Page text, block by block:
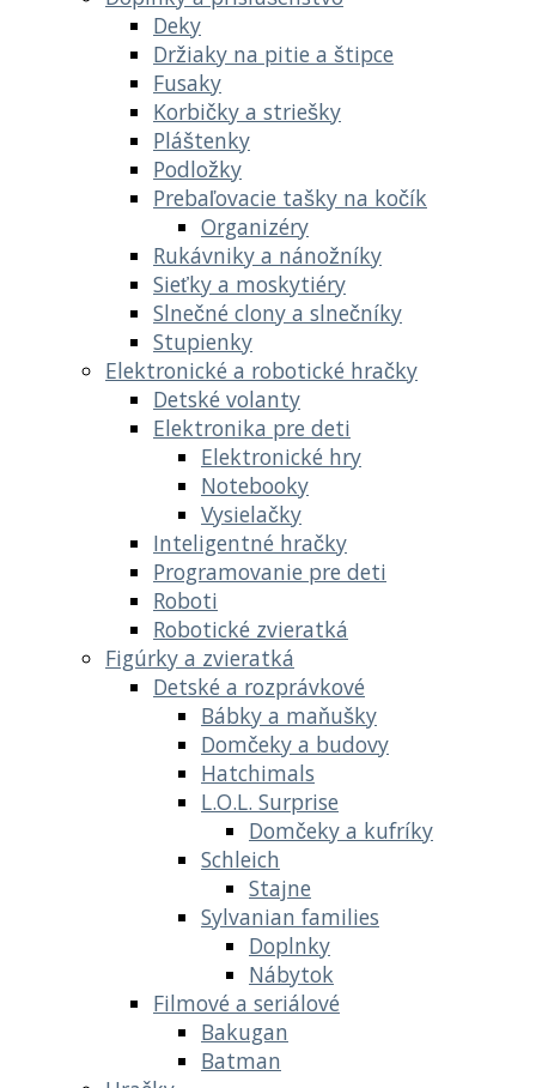
Deky
Držiaky na pitie a štipce
Fusaky
Korbičky a striešky
Pláštenky
Podložky
Prebaľovacie tašky na kočík
Organizéry
Rukávniky a nánožníky
Sieťky a moskytiéry
Slnečné clony a slnečníky
Stupienky
Elektronické a robotické hračky
Detské volanty
Elektronika pre deti
Elektronické hry
Notebooky
Vysielačky
Inteligentné hračky
Programovanie pre deti
Roboti
Robotické zvieratká
Figúrky a zvieratká
Detské a rozprávkové
Bábky a maňušky
Domčeky a budovy
Hatchimals
L.O.L. Surprise
Domčeky a kufríky
Schleich
Stajne
Sylvanian families
Doplnky
Nábytok
Filmové a seriálové
Bakugan
Batman